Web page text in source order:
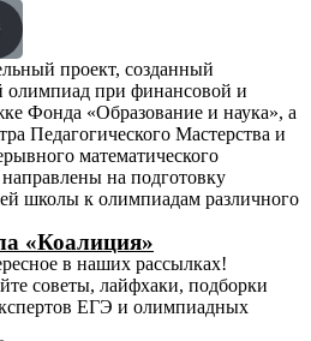
проект, созданный
олимпиад при финансовой и
Фонда «Образование и наука», а
Педагогического Мастерства и
математического
на подготовку
школы к олимпиадам различного
«Коалиция»
в наших рассылках!
советы, лайфхаки, подборки
ЕГЭ и олимпиадных